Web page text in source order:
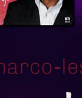
Kontakt +
Impressum